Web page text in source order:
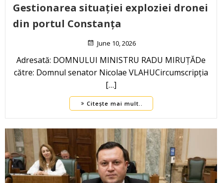
Gestionarea situației exploziei dronei
din portul Constanța
June 10, 2026
Adresată: DOMNULUI MINISTRU RADU MIRUȚĂDe
către: Domnul senator Nicolae VLAHUCircumscripția
[…]
Citește mai mult..